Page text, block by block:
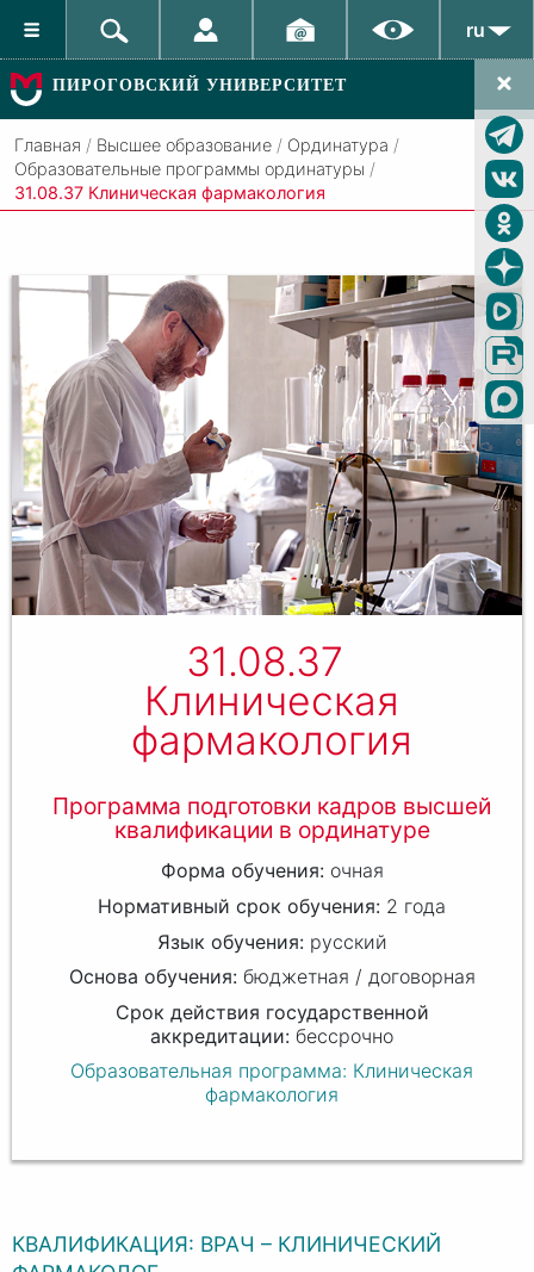
ru
ПИРОГОВСКИЙ УНИВЕРСИТЕТ
Главная / Высшее образование / Ординатура /
Образовательные программы ординатуры /
31.08.37 Клиническая фармакология
31.08.37
Клиническая
фармакология
Программа подготовки кадров высшей
квалификации в ординатуре
очная
2 года
русский
бюджетная / договорная
бессрочно
Образовательная программа: Клиническая
фармакология
КВАЛИФИКАЦИЯ: ВРАЧ – КЛИНИЧЕСКИЙ